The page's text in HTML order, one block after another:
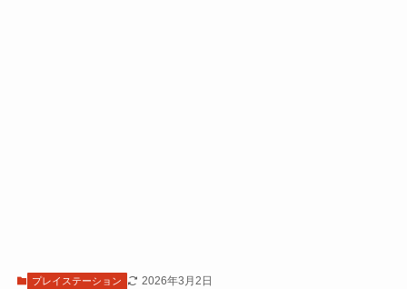
プレイステーション 2026年3月2日